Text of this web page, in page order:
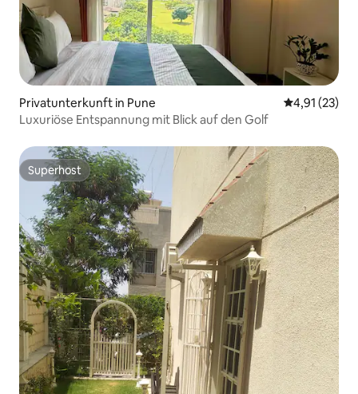
Privatunterkunft in Pune
4,91 (23)
Luxuriöse Entspannung mit Blick auf den Golf
Superhost
Superhost